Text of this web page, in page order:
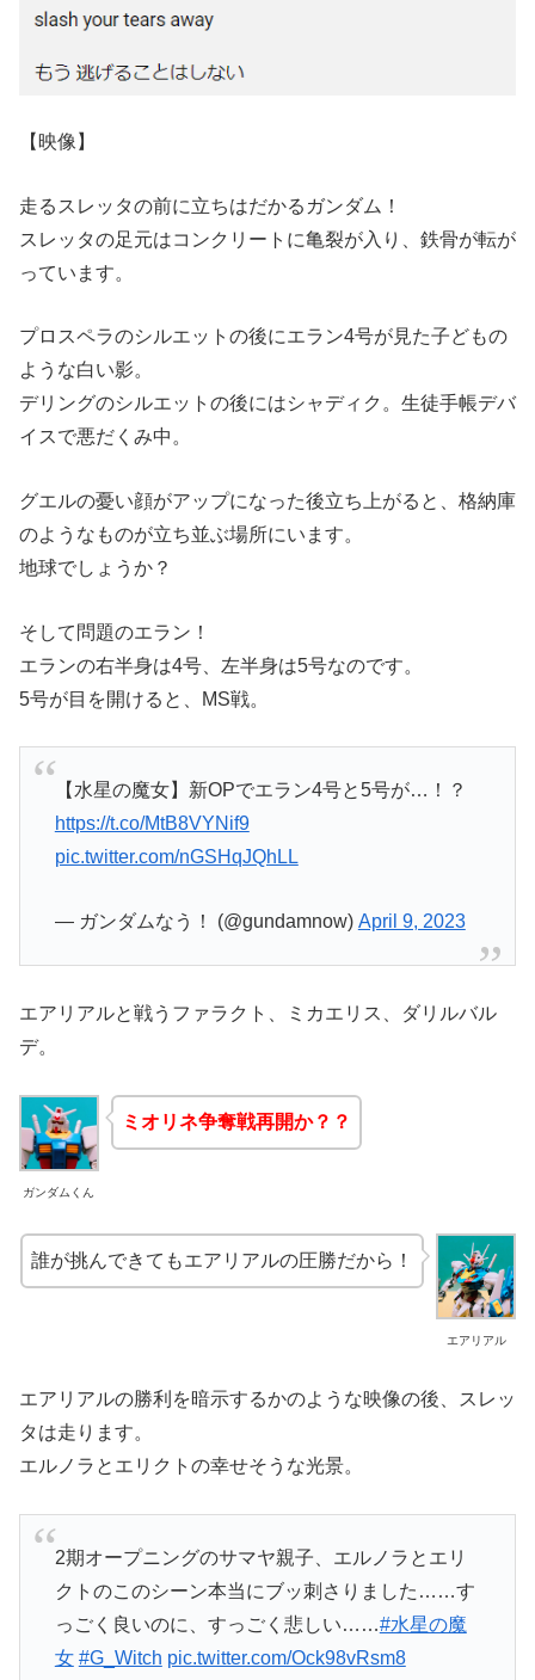
【映像】
走るスレッタの前に立ちはだかるガンダム！
スレッタの足元はコンクリートに亀裂が入り、鉄骨が転が
っています。
プロスペラのシルエットの後にエラン4号が見た子どもの
ような白い影。
デリングのシルエットの後にはシャディク。生徒手帳デバ
イスで悪だくみ中。
グエルの憂い顔がアップになった後立ち上がると、格納庫
のようなものが立ち並ぶ場所にいます。
地球でしょうか？
そして問題のエラン！
エランの右半身は4号、左半身は5号なのです。
5号が目を開けると、MS戦。
【水星の魔女】新OPでエラン4号と5号が…！？
https://t.co/MtB8VYNif9
pic.twitter.com/nGSHqJQhLL
— ガンダムなう！ (@gundamnow) April 9, 2023
エアリアルと戦うファラクト、ミカエリス、ダリルバル
デ。
ガンダムくん
ミオリネ争奪戦再開か？？
エアリアル
誰が挑んできてもエアリアルの圧勝だから！
エアリアルの勝利を暗示するかのような映像の後、スレッ
タは走ります。
エルノラとエリクトの幸せそうな光景。
2期オープニングのサマヤ親子、エルノラとエリ
クトのこのシーン本当にブッ刺さりました……す
っごく良いのに、すっごく悲しい……#水星の魔
女 #G_Witch pic.twitter.com/Ock98vRsm8